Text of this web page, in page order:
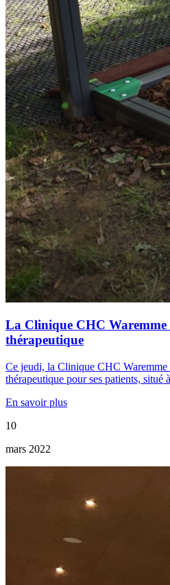
La Clinique CHC
thérapeutique
Ce jeudi, la Clinique CHC Waremme
thérapeutique pour ses patients, situé
En savoir plus
10
mars 2022